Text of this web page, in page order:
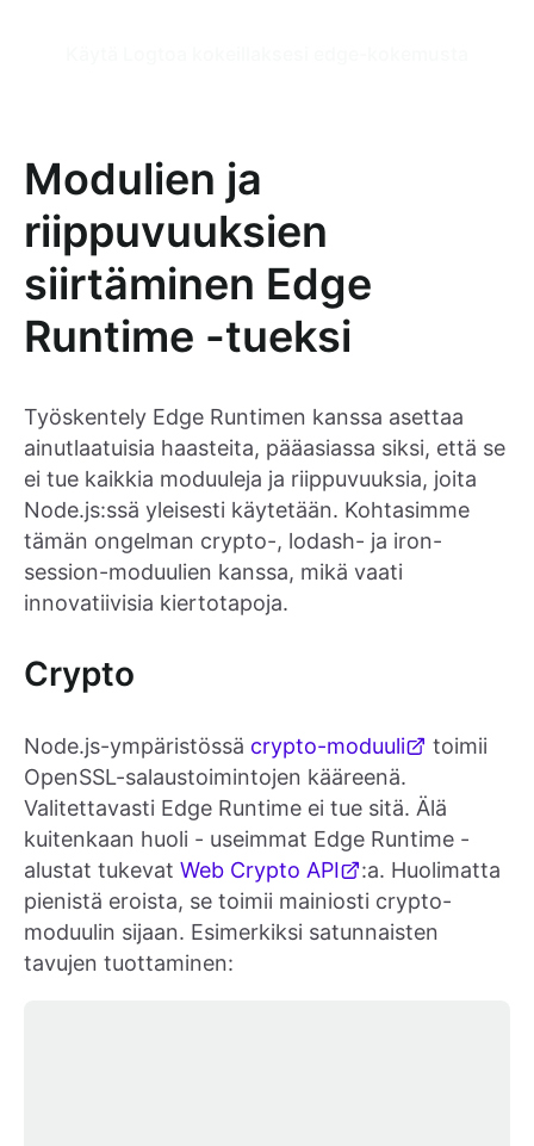
Modulien ja
riippuvuuksien
siirtäminen Edge
Runtime -tueksi
Työskentely Edge Runtimen kanssa asettaa
ainutlaatuisia haasteita, pääasiassa siksi, että se
ei tue kaikkia moduuleja ja riippuvuuksia, joita
Node.js:ssä yleisesti käytetään. Kohtasimme
tämän ongelman crypto-, lodash- ja iron-
session-moduulien kanssa, mikä vaati
innovatiivisia kiertotapoja.
Crypto
Node.js-ympäristössä crypto-moduuli
toimii
OpenSSL-salaustoimintojen kääreenä.
Valitettavasti Edge Runtime ei tue sitä. Älä
kuitenkaan huoli - useimmat Edge Runtime -
alustat tukevat Web Crypto API
:a. Huolimatta
pienistä eroista, se toimii mainiosti crypto-
moduulin sijaan. Esimerkiksi satunnaisten
tavujen tuottaminen: